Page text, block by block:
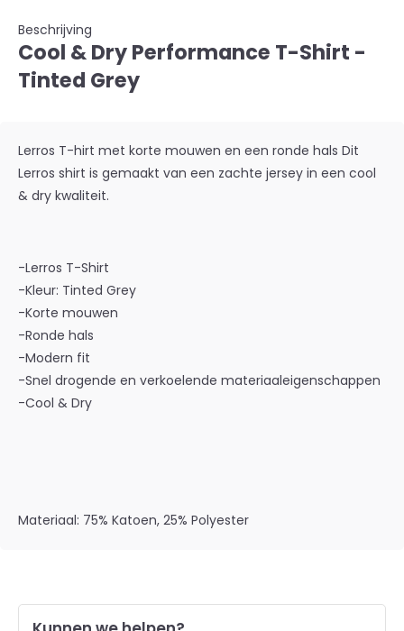
Beschrijving
Cool & Dry Performance T-Shirt -
Tinted Grey
Lerros T-hirt met korte mouwen en een ronde hals Dit
Lerros shirt is gemaakt van een zachte jersey in een cool
& dry kwaliteit.
-Lerros T-Shirt
-Kleur: Tinted Grey
-Korte mouwen
-Ronde hals
-Modern fit
-Snel drogende en verkoelende materiaaleigenschappen
-Cool & Dry
Materiaal: 75% Katoen, 25% Polyester